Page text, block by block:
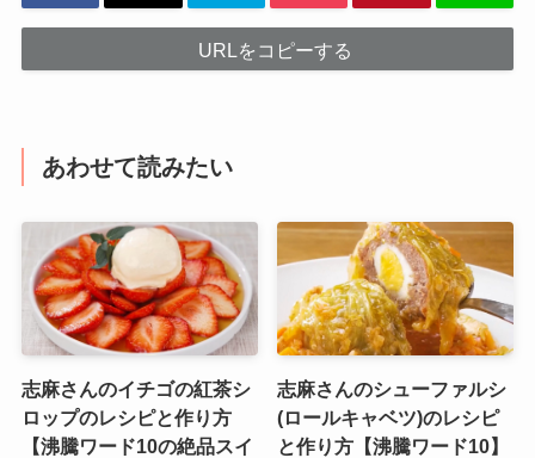
URLをコピーする
あわせて読みたい
志麻さんのイチゴの紅茶シ
ロップのレシピと作り方
【沸騰ワード10の絶品スイ
志麻さんのシューファルシ
(ロールキャベツ)のレシピ
と作り方【沸騰ワード10】